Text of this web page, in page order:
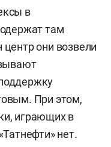
в
там
они возвели
При этом,
играющих в
нет.